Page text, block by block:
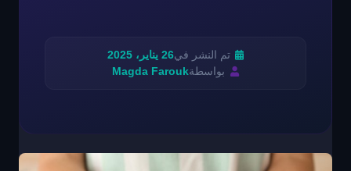
تم النشر في26 يناير، 2025
بواسطةMagda Farouk